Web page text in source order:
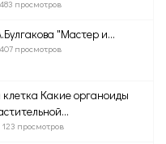
483 просмотров
"Мастер и...
407 просмотров
клетка Какие органоиды
123 просмотров